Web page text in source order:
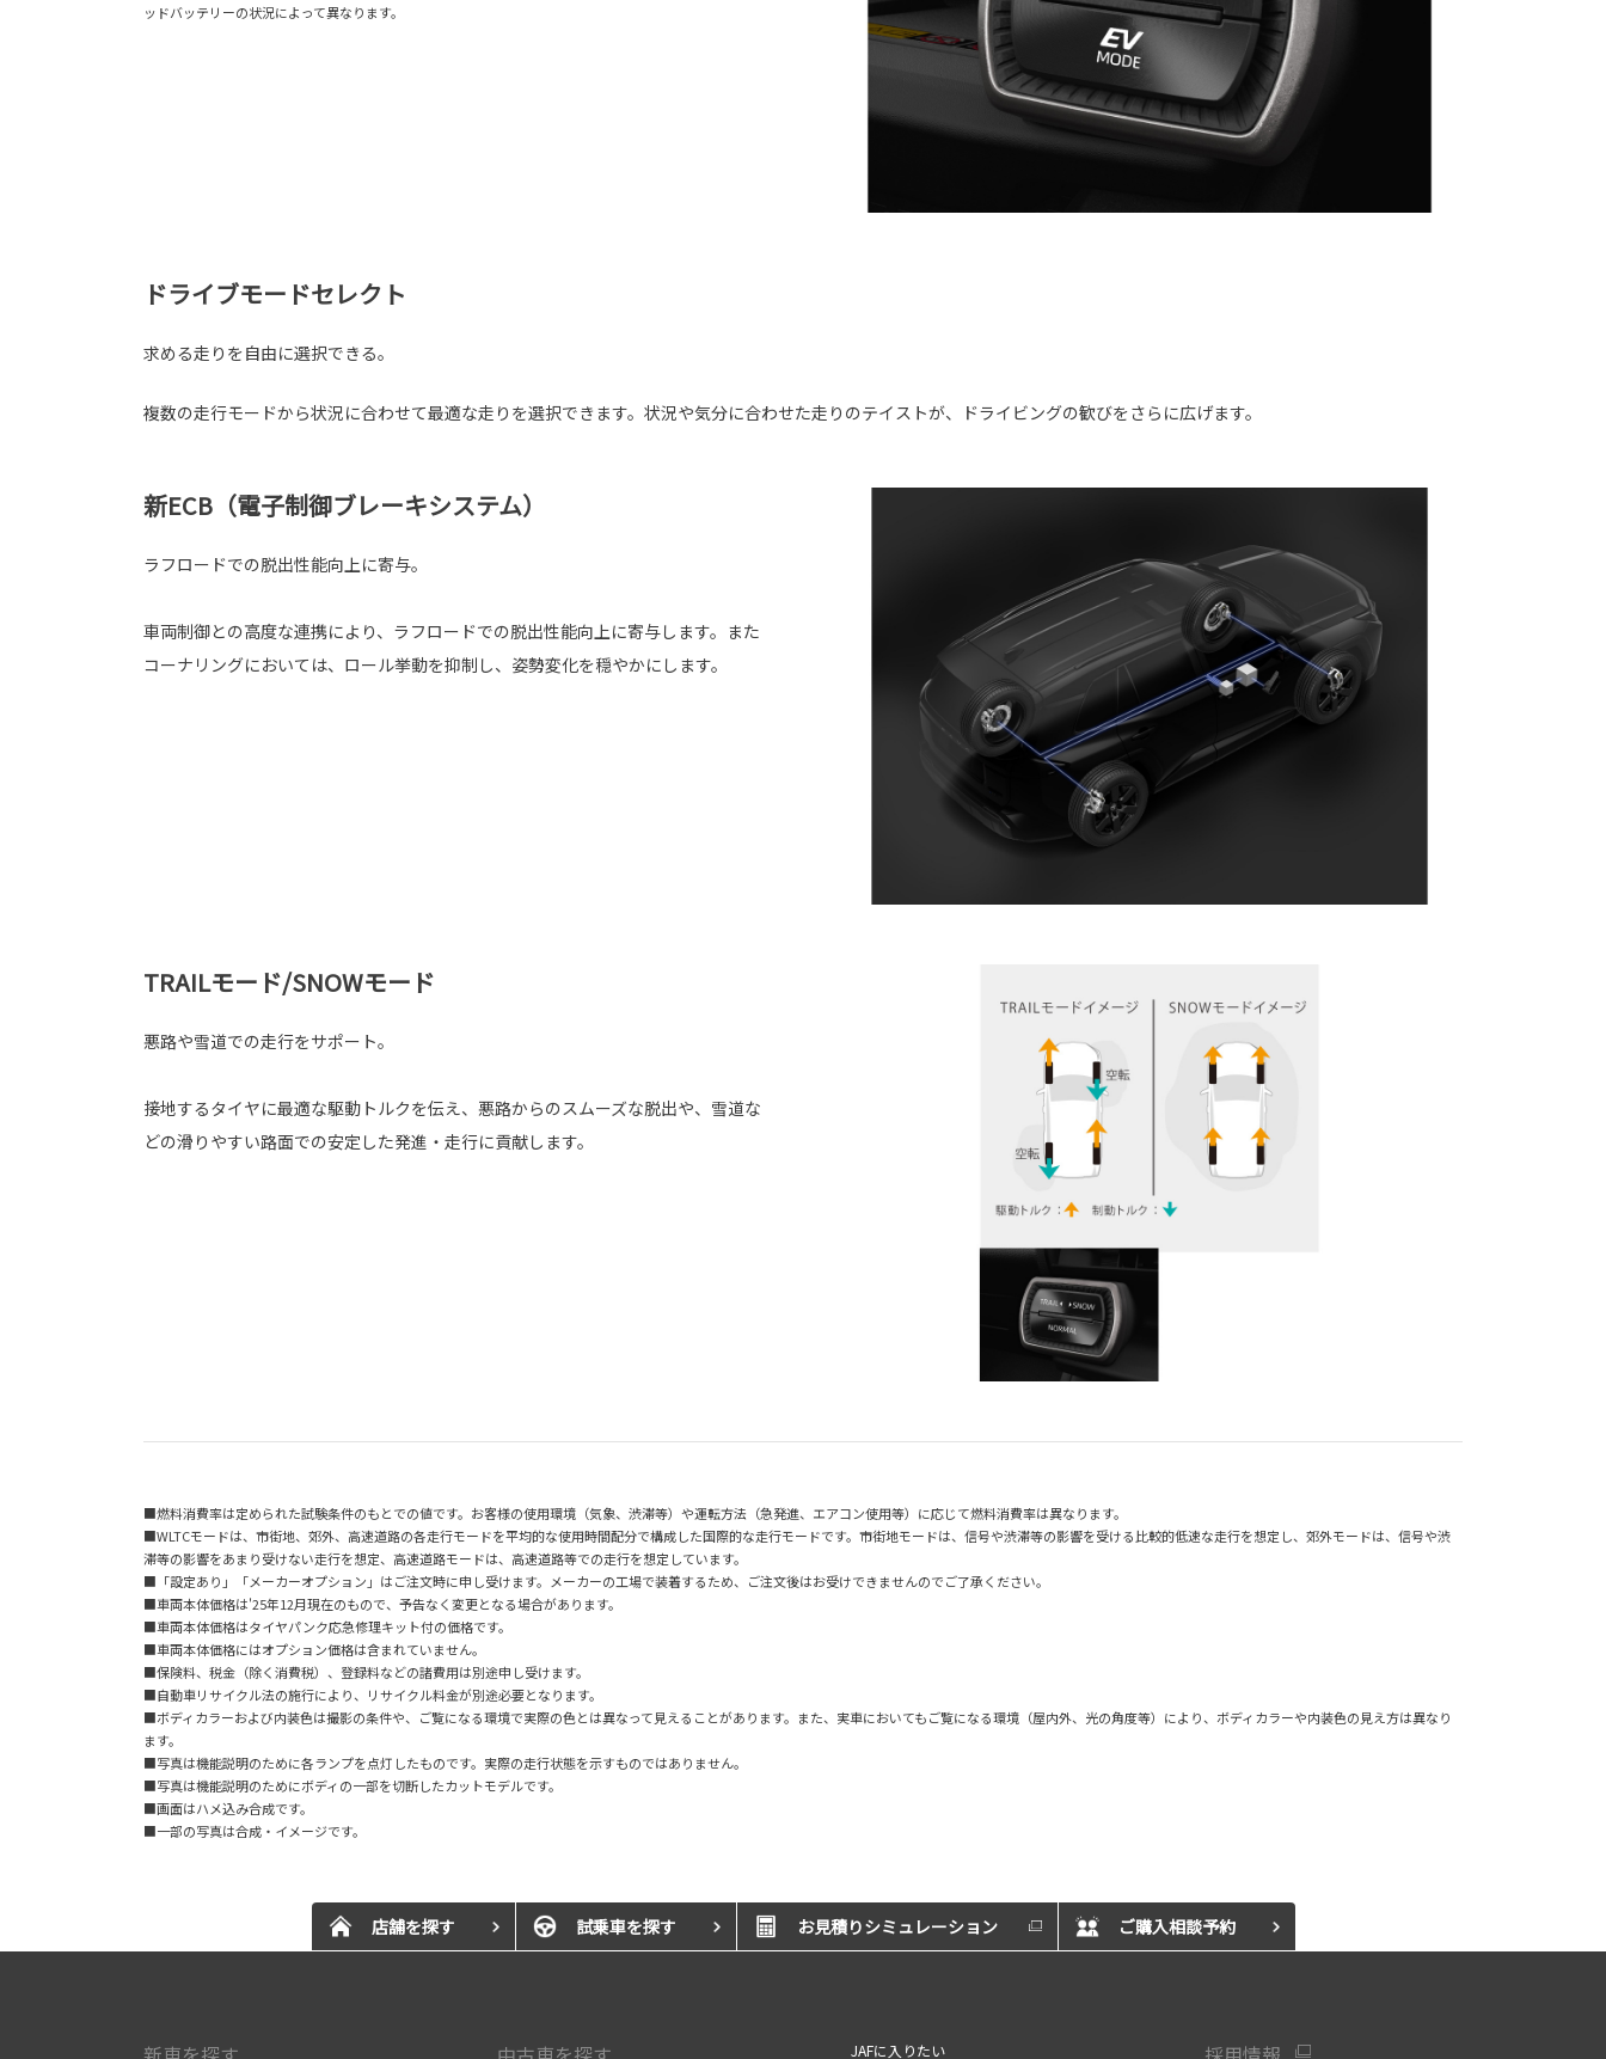
ッドバッテリーの状況によって異なります。
ドライブモードセレクト
求める走りを自由に選択できる。
複数の走行モードから状況に合わせて最適な走りを選択できます。状況や気分に合わせた走りのテイストが、ドライビングの歓びをさらに広げます。
新ECB（電子制御ブレーキシステム）
ラフロードでの脱出性能向上に寄与。
車両制御との高度な連携により、ラフロードでの脱出性能向上に寄与します。また
コーナリングにおいては、ロール挙動を抑制し、姿勢変化を穏やかにします。
TRAILモード/SNOWモード
悪路や雪道での走行をサポート。
接地するタイヤに最適な駆動トルクを伝え、悪路からのスムーズな脱出や、雪道な
どの滑りやすい路面での安定した発進・走行に貢献します。
■燃料消費率は定められた試験条件のもとでの値です。お客様の使用環境（気象、渋滞等）や運転方法（急発進、エアコン使用等）に応じて燃料消費率は異なります。
■WLTCモードは、市街地、郊外、高速道路の各走行モードを平均的な使用時間配分で構成した国際的な走行モードです。市街地モードは、信号や渋滞等の影響を受ける比較的低速な走行を想定し、郊外モードは、信号や渋
滞等の影響をあまり受けない走行を想定、高速道路モードは、高速道路等での走行を想定しています。
■「設定あり」「メーカーオプション」はご注文時に申し受けます。メーカーの工場で装着するため、ご注文後はお受けできませんのでご了承ください。
■車両本体価格は'25年12月現在のもので、予告なく変更となる場合があります。
■車両本体価格はタイヤパンク応急修理キット付の価格です。
■車両本体価格にはオプション価格は含まれていません。
■保険料、税金（除く消費税）、登録料などの諸費用は別途申し受けます。
■自動車リサイクル法の施行により、リサイクル料金が別途必要となります。
■ボディカラーおよび内装色は撮影の条件や、ご覧になる環境で実際の色とは異なって見えることがあります。また、実車においてもご覧になる環境（屋内外、光の角度等）により、ボディカラーや内装色の見え方は異なり
ます。
■写真は機能説明のために各ランプを点灯したものです。実際の走行状態を示すものではありません。
■写真は機能説明のためにボディの一部を切断したカットモデルです。
■画面はハメ込み合成です。
■一部の写真は合成・イメージです。
店舗を探す 試乗車を探す お見積りシミュレーション ご購入相談予約
JAFに入りたい